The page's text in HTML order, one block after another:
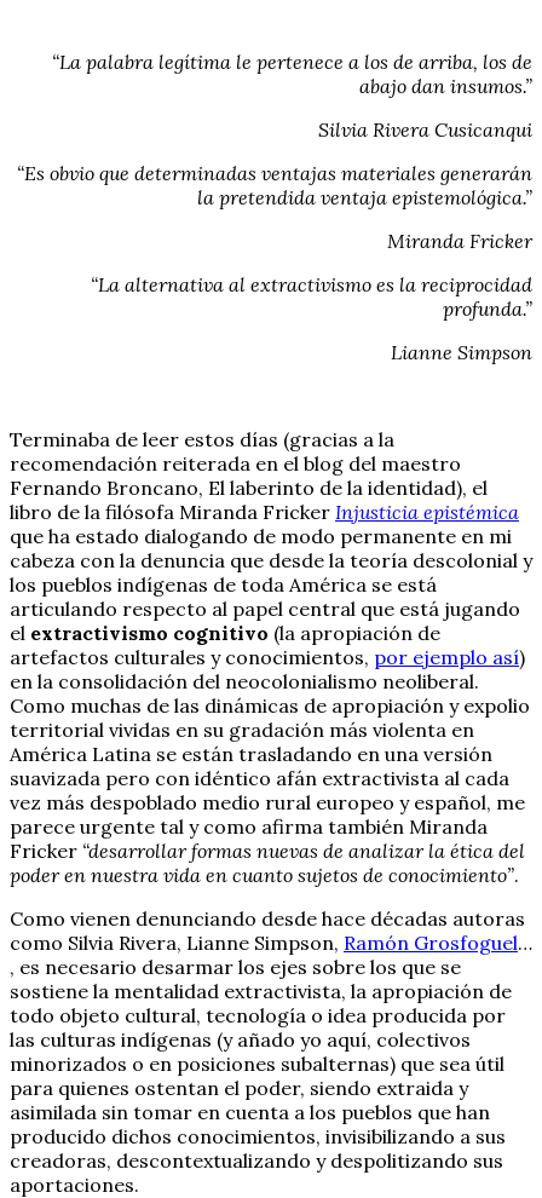
“La palabra legítima le pertenece a los de arriba, los de
abajo dan insumos.”
Silvia Rivera Cusicanqui
“Es obvio que determinadas ventajas materiales generarán
la pretendida ventaja epistemológica.”
Miranda Fricker
“La alternativa al extractivismo es la reciprocidad
profunda.”
Lianne Simpson
Terminaba de leer estos días (gracias a la
recomendación reiterada en el blog del maestro
Fernando Broncano, El laberinto de la identidad), el
libro de la filósofa Miranda Fricker Injusticia epistémica
que ha estado dialogando de modo permanente en mi
cabeza con la denuncia que desde la teoría descolonial y
los pueblos indígenas de toda América se está
articulando respecto al papel central que está jugando
el extractivismo cognitivo (la apropiación de
artefactos culturales y conocimientos, por ejemplo así)
en la consolidación del neocolonialismo neoliberal.
Como muchas de las dinámicas de apropiación y expolio
territorial vividas en su gradación más violenta en
América Latina se están trasladando en una versión
suavizada pero con idéntico afán extractivista al cada
vez más despoblado medio rural europeo y español, me
parece urgente tal y como afirma también Miranda
Fricker “desarrollar formas nuevas de analizar la ética del
poder en nuestra vida en cuanto sujetos de conocimiento”.
Como vienen denunciando desde hace décadas autoras
como Silvia Rivera, Lianne Simpson, Ramón Grosfoguel…
, es necesario desarmar los ejes sobre los que se
sostiene la mentalidad extractivista, la apropiación de
todo objeto cultural, tecnología o idea producida por
las culturas indígenas (y añado yo aquí, colectivos
minorizados o en posiciones subalternas) que sea útil
para quienes ostentan el poder, siendo extraida y
asimilada sin tomar en cuenta a los pueblos que han
producido dichos conocimientos, invisibilizando a sus
creadoras, descontextualizando y despolitizando sus
aportaciones.